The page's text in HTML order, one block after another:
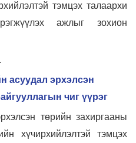
тэмцэх талаархи
ажлыг зохион
асуудал эрхэлсэн
чиг үүрэг
төрийн захиргааны
хүчирхийлэлтэй тэмцэх